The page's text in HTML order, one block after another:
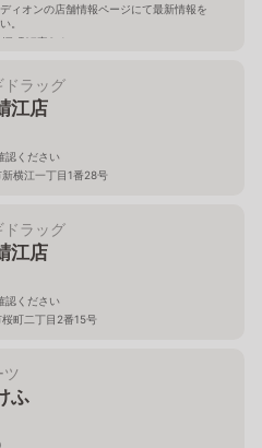
ィオンの店舗情報ページにて最新情報を
。
町27字3-1
ドラッグ
江店
認ください
横江一丁目1番28号
ドラッグ
江店
認ください
町二丁目2番15号
ツ
ふ